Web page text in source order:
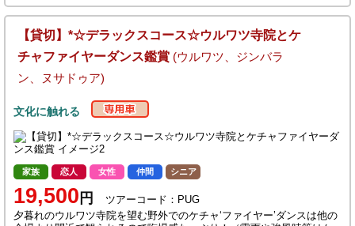
【貸切】*☆デラックスコース☆ウルワツ寺院とケ
チャファイヤーダンス鑑賞 (ウルワツ、ジンバラ
ン、ヌサドゥア)
文化に触れる
家族 恋人 女性 仲間 シニア
19,500 円
ツアーコード：PUG
夕暮れのウルワツ寺院を望む野外でのケチャ‘ファイヤー’ダンスは他の